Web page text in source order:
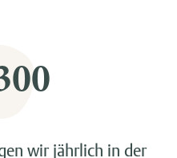
wir jährlich in der